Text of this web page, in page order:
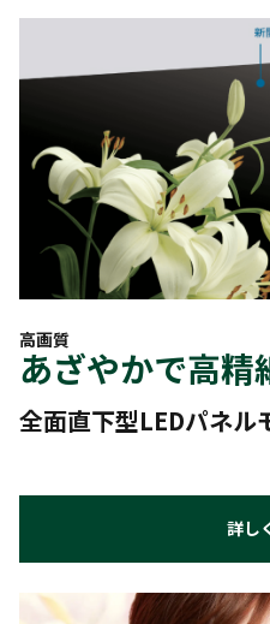
高画質
あざやかで高精
全面直下型LEDパネル
詳し